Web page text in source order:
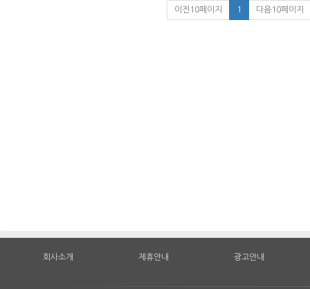
이전10페이지 1 다음10페이지
회사소개 제휴안내 광고안내